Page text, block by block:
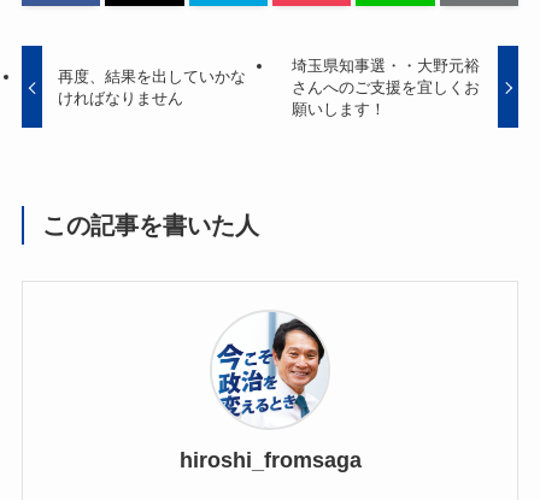
再度、結果を出していかな
ければなりません
埼玉県知事選・・大野元裕
さんへのご支援を宜しくお
願いします！
この記事を書いた人
hiroshi_fromsaga